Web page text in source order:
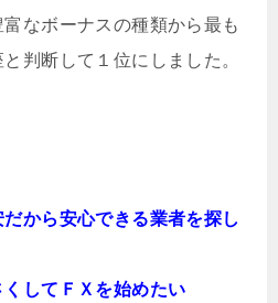
なボーナスの種類から最も
判断して１位にしました。
だから安心できる業者を探し
くしてＦＸを始めたい